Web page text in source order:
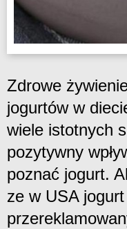
Zdrowe
jogurtów w
wiele istotnych
pozytywny
poznać jogurt.
ze w USA